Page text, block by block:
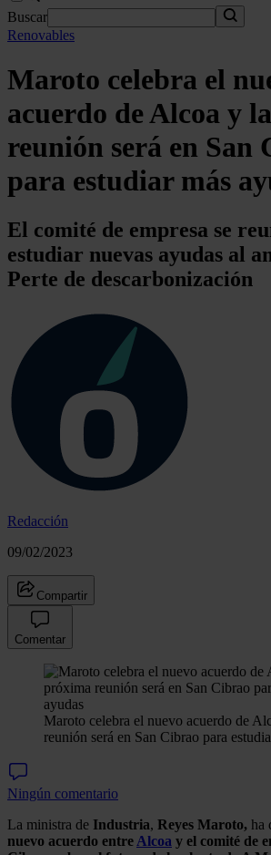
Buscar
Renovables
Maroto celebra el
acuerdo de Alcoa y
reunión será en San
para estudiar más
El comité de empresa se
estudiar nuevas ayudas al
Perte de descarbonización
Redacción
09/02/2023
Compartir
Comentar
Maroto celebra el nuevo acuerdo de
reunión será en San Cibrao para
Ningún comentario
La ministra de Industria, Reyes Maroto, ha
nuevo acuerdo entre Alcoa y el comité de